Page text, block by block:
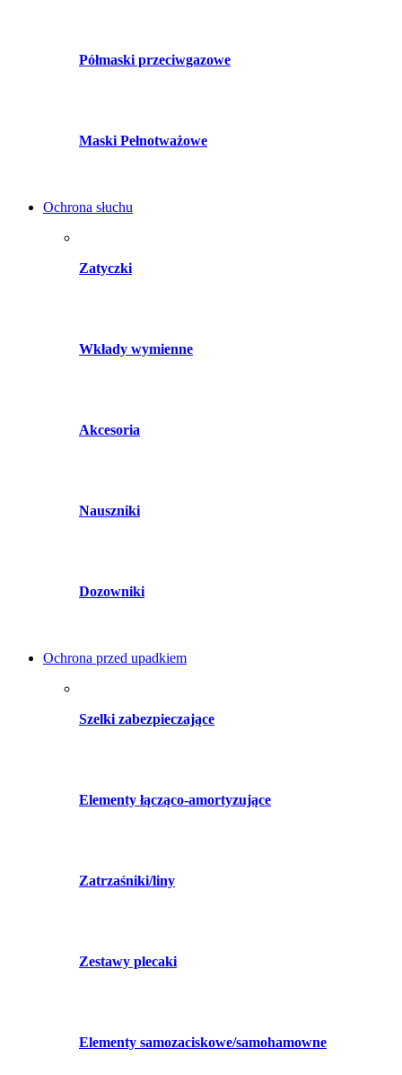
Półmaski przeciwgazowe
Maski Pełnotważowe
Ochrona słuchu
Zatyczki
Wkłady wymienne
Akcesoria
Nauszniki
Dozowniki
Ochrona przed upadkiem
Szelki zabezpieczające
Elementy łącząco-amortyzujące
Zatrzaśniki/liny
Zestawy plecaki
Elementy samozaciskowe/samohamowne